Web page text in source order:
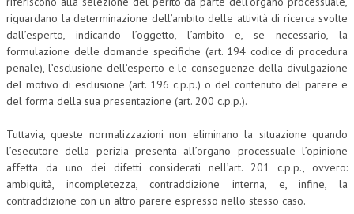
AUTORI
ECONOMIA
ECONOMIA DELL’ARTE
HUMAN RESOURCES
riguardano la determinazione dell’ambito delle attività di ricerca svolte
dall’esperto, indicando l’oggetto, l’ambito e, se necessario, la
formulazione delle domande specifiche (art. 194 codice di procedura
penale), l’esclusione dell’esperto e le conseguenze della divulgazione
del motivo di esclusione (art. 196 c.p.p.) o del contenuto del parere e
del forma della sua presentazione (art. 200 c.p.p.).
Tuttavia, queste normalizzazioni non eliminano la situazione quando
l’esecutore della perizia presenta all’organo processuale l’opinione
affetta da uno dei difetti considerati nell’art. 201 c.p.p., ovvero:
ambiguità, incompletezza, contraddizione interna, e, infine, la
contraddizione con un altro parere espresso nello stesso caso.